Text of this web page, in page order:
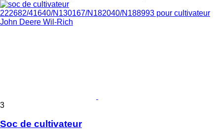
3
Soc de cultivateur